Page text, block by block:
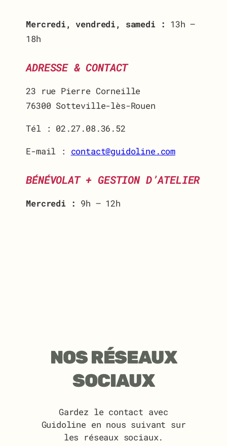
Mercredi, vendredi, samedi : 13h –
18h
ADRESSE & CONTACT
23 rue Pierre Corneille
76300 Sotteville-lès-Rouen
Tél : 02.27.08.36.52
E-mail : contact@guidoline.com
BÉNÉVOLAT + GESTION D’ATELIER
Mercredi : 9h – 12h
NOS RÉSEAUX
SOCIAUX
Gardez le contact avec
Guidoline en nous suivant sur
les réseaux sociaux.